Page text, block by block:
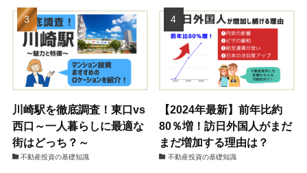
川崎駅を徹底調査！東口vs
西口～一人暮らしに最適な
街はどっち？～
不動産投資の基礎知識
【2024年最新】前年比約
80％増！訪日外国人がまだ
まだ増加する理由は？
不動産投資の基礎知識